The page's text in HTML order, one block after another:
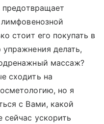
предотвращает
стоит его покупать в
делать,
массаж?
сходить на
но я
с Вами, какой
ускорить